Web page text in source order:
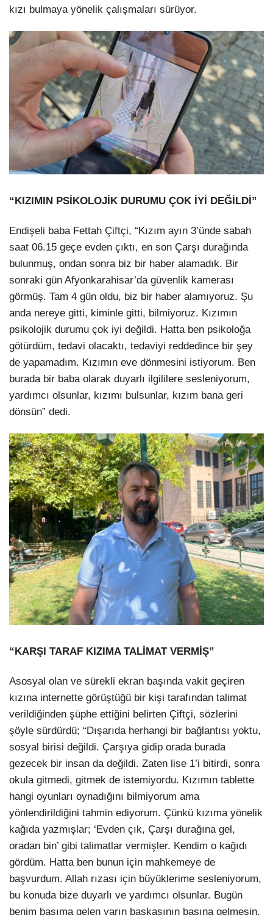
kızı bulmaya yönelik çalışmaları sürüyor.
“KIZIMIN PSİKOLOJİK DURUMU ÇOK İYİ DEĞİLDİ”
Endişeli baba Fettah Çiftçi, “Kızım ayın 3’ünde sabah
saat 06.15 geçe evden çıktı, en son Çarşı durağında
bulunmuş, ondan sonra biz bir haber alamadık. Bir
sonraki gün Afyonkarahisar’da güvenlik kamerası
görmüş. Tam 4 gün oldu, biz bir haber alamıyoruz. Şu
anda nereye gitti, kiminle gitti, bilmiyoruz. Kızımın
psikolojik durumu çok iyi değildi. Hatta ben psikoloğa
götürdüm, tedavi olacaktı, tedaviyi reddedince bir şey
de yapamadım. Kızımın eve dönmesini istiyorum. Ben
burada bir baba olarak duyarlı ilgililere sesleniyorum,
yardımcı olsunlar, kızımı bulsunlar, kızım bana geri
dönsün” dedi.
“KARŞI TARAF KIZIMA TALİMAT VERMİŞ”
Asosyal olan ve sürekli ekran başında vakit geçiren
kızına internette görüştüğü bir kişi tarafından talimat
verildiğinden şüphe ettiğini belirten Çiftçi, sözlerini
şöyle sürdürdü; “Dışarıda herhangi bir bağlantısı yoktu,
sosyal birisi değildi. Çarşıya gidip orada burada
gezecek bir insan da değildi. Zaten lise 1’i bitirdi, sonra
okula gitmedi, gitmek de istemiyordu. Kızımın tablette
hangi oyunları oynadığını bilmiyorum ama
yönlendirildiğini tahmin ediyorum. Çünkü kızıma yönelik
kağıda yazmışlar; ‘Evden çık, Çarşı durağına gel,
oradan bin’ gibi talimatlar vermişler. Kendim o kağıdı
gördüm. Hatta ben bunun için mahkemeye de
başvurdum. Allah rızası için büyüklerime sesleniyorum,
bu konuda bize duyarlı ve yardımcı olsunlar. Bugün
benim başıma gelen yarın başkasının başına gelmesin.